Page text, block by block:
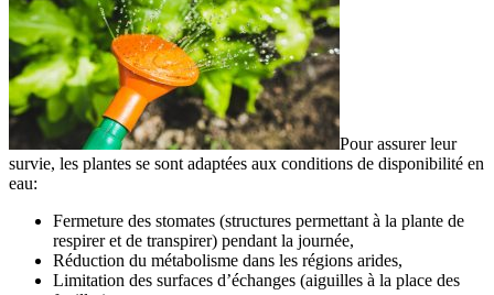
Pour assurer leur
survie, les plantes se sont adaptées aux conditions de disponibilité en
eau:
Fermeture des stomates (structures permettant à la plante de
respirer et de transpirer) pendant la journée,
Réduction du métabolisme dans les régions arides,
Limitation des surfaces d’échanges (aiguilles à la place des